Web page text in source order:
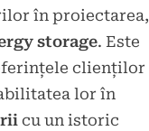
în proiectarea,
storage. Este
clienților
lor în
cu un istoric